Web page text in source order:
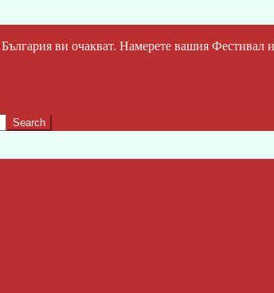
ви очакват. Намерете вашия Фестивал и